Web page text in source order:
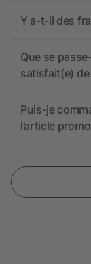
Y a-t-il des
Que se
satisfait(e)
Puis-je
l’article